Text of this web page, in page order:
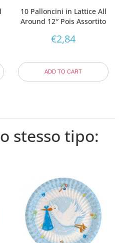
10 Palloncini in Lattice All
Around 12″ Pois Assortito
€2,84
ADD TO CART
stesso tipo: